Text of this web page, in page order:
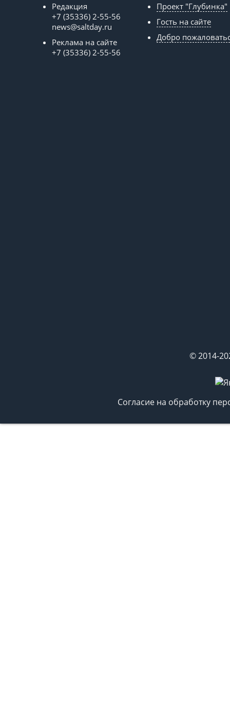
Редакция
+7 (35336) 2-55-56
news@saltday.ru
Реклама на сайте
+7 (35336) 2-55-56
Проект "Глубинка"
Гость на сайте
Добро
© 2014-
Согласие на обработку